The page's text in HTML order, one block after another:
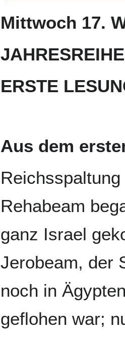
Navigation
Suche
Mittwoch 17.
ERSTE
Aus dem
Reichsspaltung
Rehabeam
ganz Israel
Jerobeam, der
noch in
geflohen war;